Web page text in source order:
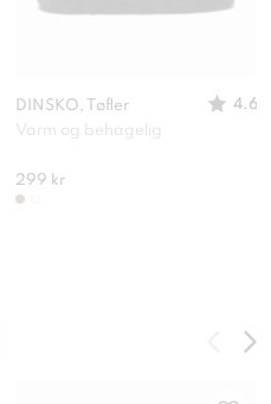
DINSKO, Tøfler
4.6
Varm og behagelig
299 kr